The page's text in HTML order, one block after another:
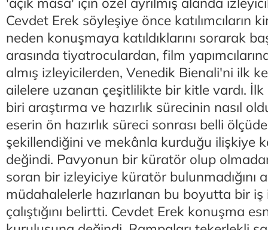
Cevdet Erek söyleşiye önce katılımcıların
neden konuşmaya katıldıklarını sorarak
arasında tiyatroculardan, film
almış izleyicilerden, Venedik Bienali'ni ilk
ailelere uzanan çeşitlilikte bir kitle vardı.
biri araştırma ve hazırlık sürecinin nasıl
eserin ön hazırlık süreci sonrası belli
şekillendiğini ve mekânla kurduğu ilişkiye
değindi. Pavyonun bir küratör olup olmadan
soran bir izleyiciye küratör bulunmadığını
müdahalelerle hazırlanan bu boyutta bir iş
çalıştığını belirtti. Cevdet Erek konuşma